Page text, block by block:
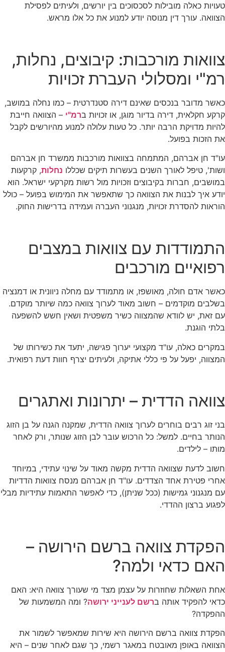
טעויות כאלה מובילות לסכסוכים בין יורשים, ולעיתים לפסילת
הצוואה. עורך דין מנוסה יודע למנוע את כל אלו מראש.
צוואות מורכבות: קיבוצים, נחלות,
רמ"י ומסלולי העברת זכויות
כאשר מדובר בנכסים שאינם דירה סטנדרטית – כמו נחלה במושב,
קרקע חקלאית, דירה בדיור מוגן, או זכויות ברמ"י – הצוואה חייבת
להיות מדויקת הרבה יותר. כל טעות עלולה למנוע מהיורשים לקבל
את הזכות בפועל.
עו"ד חן אברהם, המתמחה בצוואות מורכבות ממשרד חן אברהם
ושות', טיפל לאורך השנים בעשרות תיקים שכללו נחלות, קרקעות
במושבים, חברות בקיבוצים וזכויות מול רשות מקרקעי ישראל. הוא
יודע איך לבנות את הצוואה כך שתאפשר את המימוש בפועל – כולל
הוראות להסדרת זכויות, מנגנוני העברה ועמידה בדרישות החוק.
התמודדות עם צוואות במצבים
רפואיים מורכבים
כאשר אדם חולה, מאושפז, או מתמודד עם מחלה ניוונית או דמנציה
בשלבים מוקדמים – חשוב מאוד לערוך צוואה כמה שיותר מוקדם.
עם זאת, יש לוודא שהמצווה כשיר משפטית ושאין חשש להשפעה
בלתי הוגנת.
במקרים כאלה, עו"ד מקצועי יערוך פגישה, יתעד את כשירותו של
המצווה, יפעל על פי כללי אתיקה, ולעיתים יצרף חוות דעת רפואית.
צוואה הדדית – יתרונות ואתגרים
בני זוג רבים בוחרים לערוך צוואה הדדית, שמקנה הגנה על בן הזוג
הנותר בחיים. למשל: כל הרכוש עובר לבן הזוג שנותר, ורק לאחר
מותו – לילדים.
חשוב לדעת שצוואה הדדית מקשה מאוד על שינוי עתידי, במיוחד
אחרי פטירת אחד הצדדים. עו"ד חן אברהם מנסח צוואות הדדיות
עם מנגנוני גמישות (ככל שניתן), כדי לאפשר התאמות עתידיות מבלי
לפגוע ברצון ההדדי.
הפקדת צוואה ברשם הירושה –
האם כדאי ולמה?
אחת השאלות שחוזרות על עצמן מצד מי שעורך צוואה היא: האם
כדאי להפקיד אותה ברשם לענייני ירושה? ומה המשמעות של
ההפקדה?
הפקדת צוואה ברשם הירושה היא שירות שמאפשר לשמור את
הצוואה באופן מאובטח במאגר רשמי, כך שגם לאחר שנים – היא